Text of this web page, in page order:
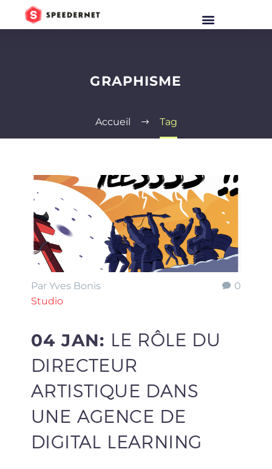
GRAPHISME
Accueil Tag
0
Par Yves Bonis
Studio
04 JAN: LE RÔLE DU
DIRECTEUR
ARTISTIQUE DANS
UNE AGENCE DE
DIGITAL LEARNING